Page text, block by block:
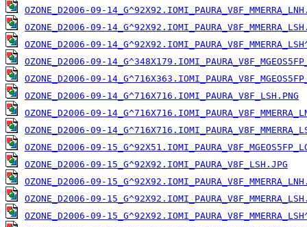
OZONE_D2006-09-
OZONE_D2006-09-
OZONE_D2006-09-
OZONE_D2006-09-
OZONE_D2006-09-
OZONE_D2006-09-14_G^716X716.IOMI_PAURA_V8F_LSH.PNG
OZONE_D2006-09-
OZONE_D2006-09-
OZONE_D2006-09-
OZONE_D2006-09-15_G^92X92.IOMI_PAURA_V8F_LSH.JPG
OZONE_D2006-09-
OZONE_D2006-09-
OZONE_D2006-09-